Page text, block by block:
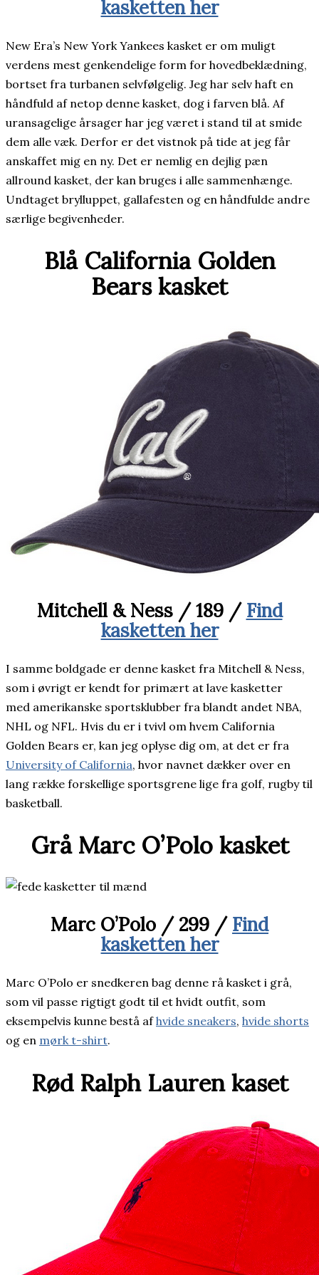
kasketten her
New Era’s New York Yankees kasket er om muligt
verdens mest genkendelige form for hovedbeklædning,
bortset fra turbanen selvfølgelig. Jeg har selv haft en
håndfuld af netop denne kasket, dog i farven blå. Af
uransagelige årsager har jeg været i stand til at smide
dem alle væk. Derfor er det vistnok på tide at jeg får
anskaffet mig en ny. Det er nemlig en dejlig pæn
allround kasket, der kan bruges i alle sammenhænge.
Undtaget brylluppet, gallafesten og en håndfulde andre
særlige begivenheder.
Blå California Golden
Bears kasket
Mitchell & Ness / 189 / Find
kasketten her
I samme boldgade er denne kasket fra Mitchell & Ness,
som i øvrigt er kendt for primært at lave kasketter
med amerikanske sportsklubber fra blandt andet NBA,
NHL og NFL. Hvis du er i tvivl om hvem California
Golden Bears er, kan jeg oplyse dig om, at det er fra
University of California, hvor navnet dækker over en
lang række forskellige sportsgrene lige fra golf, rugby til
basketball.
Grå Marc O’Polo kasket
Marc O’Polo / 299 / Find
kasketten her
Marc O’Polo er snedkeren bag denne rå kasket i grå,
som vil passe rigtigt godt til et hvidt outfit, som
eksempelvis kunne bestå afhvide sneakers, hvide shorts
og en mørk t-shirt.
Rød Ralph Lauren kaset